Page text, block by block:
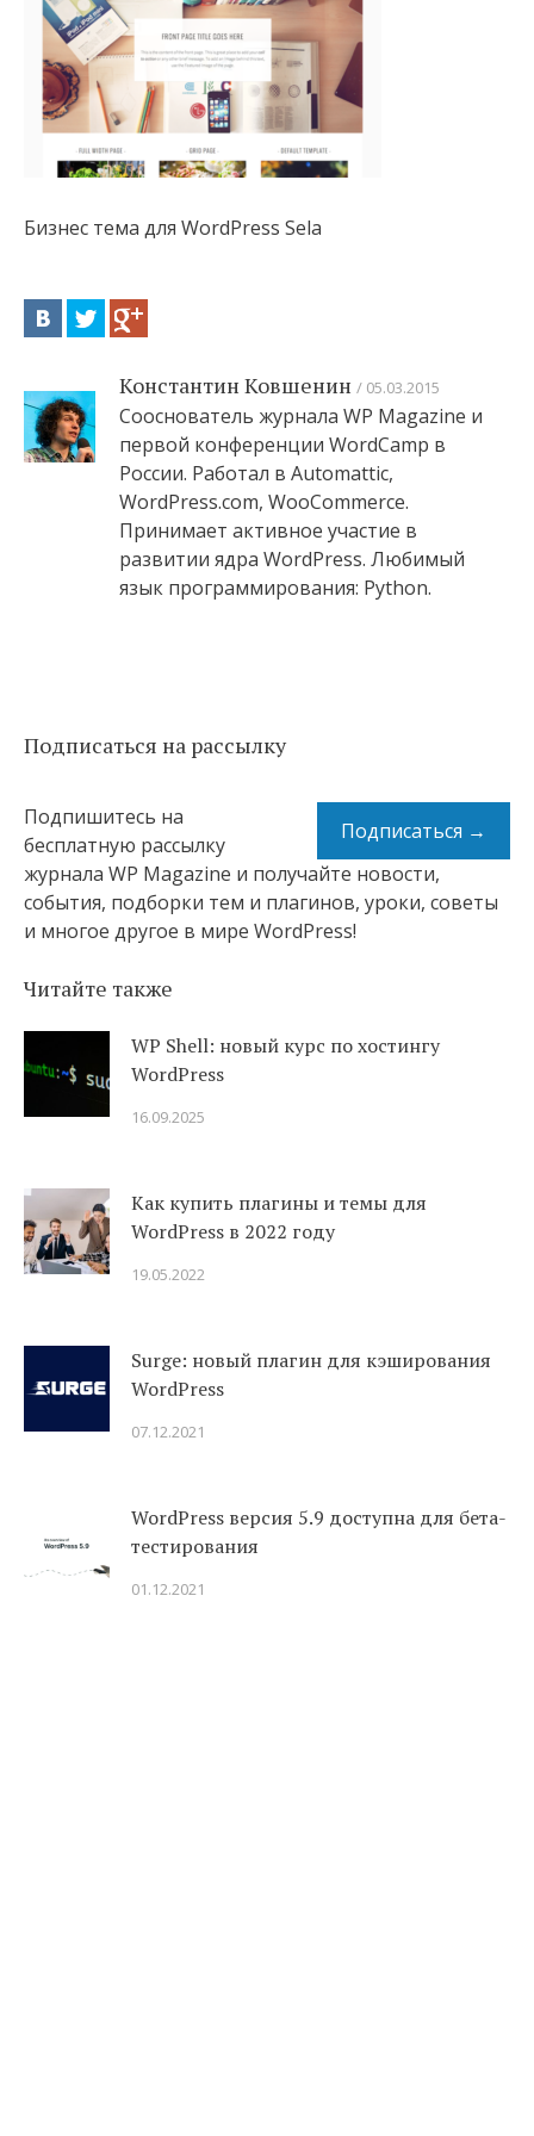
Бизнес тема для WordPress Sela
Константин Ковшенин 05.03.2015
Сооснователь журнала WP Magazine и
первой конференции WordCamp в
России. Работал в Automattic,
WordPress.com, WooCommerce.
Принимает активное участие в
развитии ядра WordPress. Любимый
язык программирования: Python.
Подписаться на рассылку
Подписаться →
Подпишитесь на
бесплатную рассылку
журнала WP Magazine и получайте новости,
события, подборки тем и плагинов, уроки, советы
и многое другое в мире WordPress!
Читайте также
WP Shell: новый курс по хостингу
WordPress
16.09.2025
Как купить плагины и темы для
WordPress в 2022 году
19.05.2022
Surge: новый плагин для кэширования
WordPress
07.12.2021
WordPress версия 5.9 доступна для бета-
тестирования
01.12.2021